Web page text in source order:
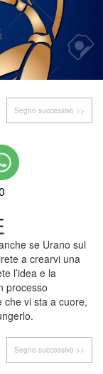
Segno successivo >>
se Urano sul
a crearvi una
l’idea e la
processo
che vi sta a cuore,
Segno successivo >>